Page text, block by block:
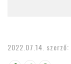
2022.07.14. szerző: